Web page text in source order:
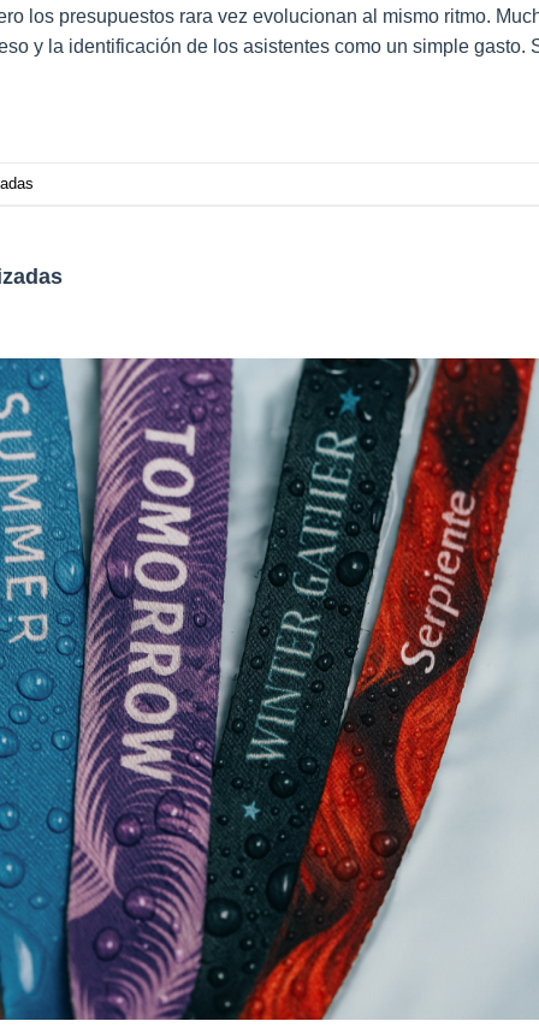
los presupuestos rara vez evolucionan al mismo ritmo.
y la identificación de los asistentes como un simple gasto.